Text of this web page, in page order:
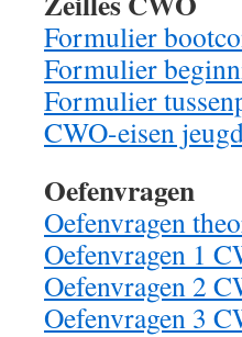
Formulier
Formulier
Formulier
CWO-eisen
Oefenvragen
Oefenvragen
Oefenvragen 1
Oefenvragen 2
Oefenvragen 3